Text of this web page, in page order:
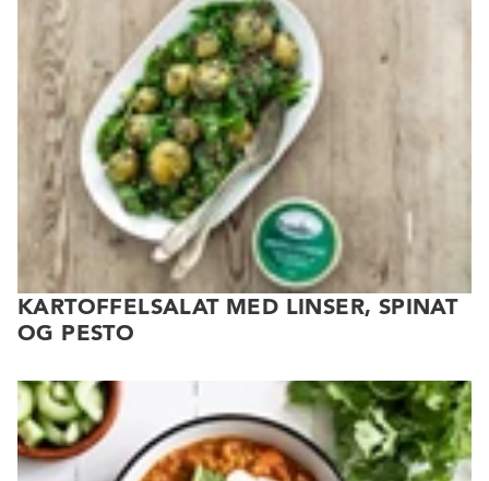
KARTOFFELSALAT MED LINSER, SPINAT
OG PESTO